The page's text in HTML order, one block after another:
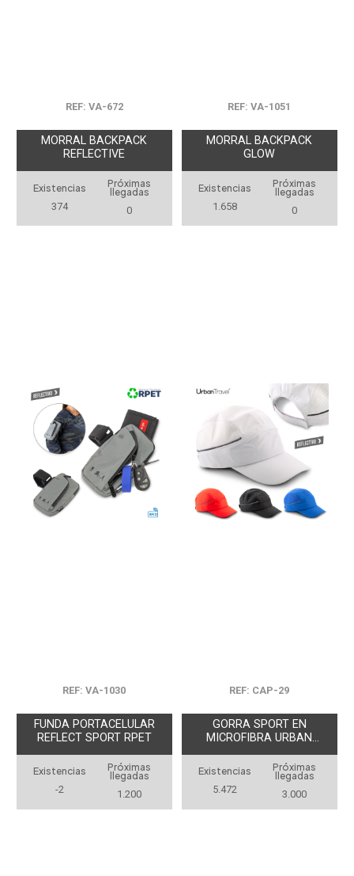
REF: VA-672
MORRAL BACKPACK
REFLECTIVE
Existencias
374
Próximas
llegadas
0
REF: VA-1051
MORRAL BACKPACK
GLOW
Existencias
1.658
Próximas
llegadas
0
REF: VA-1030
FUNDA PORTACELULAR
REFLECT SPORT RPET
Existencias
-2
Próximas
llegadas
1.200
REF: CAP-29
GORRA SPORT EN
MICROFIBRA URBAN
Existencias
5.472
Próximas
llegadas
3.000